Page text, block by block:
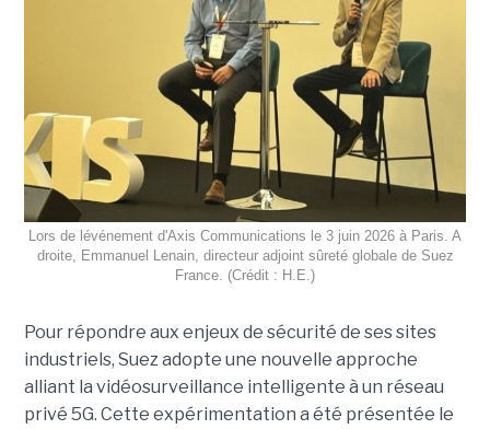
Lors de lévénement d'Axis Communications le 3 juin 2026 à Paris. A
droite, Emmanuel Lenain, directeur adjoint sûreté globale de Suez
France. (Crédit : H.E.)
Pour répondre aux enjeux de sécurité de ses sites
industriels, Suez adopte une nouvelle approche
alliant la vidéosurveillance intelligente à un réseau
privé 5G. Cette expérimentation a été présentée le